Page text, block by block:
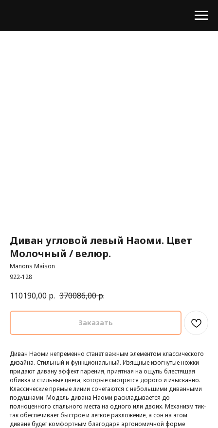
Диван угловой левый Наоми. Цвет
Молочный / велюр.
Manons Maison
922-128
110190,00 р. 370086,00р.
Заказать
Диван Наоми непременно станет важным элементом классического
дизайна. Стильный и функциональный. Изящные изогнутые ножки
придают дивану эффект парения, приятная на ощупь блестящая
обивка и стильные цвета, которые смотрятся дорого и изысканно.
Классические прямые линии сочетаются с небольшими диванными
подушками. Модель дивана Наоми раскладывается до
полноценного спального места на одного или двоих. Механизм тик-
так обеспечивает быстрое и легкое разложение, а сон на этом
диване будет комфортным благодаря эргономичной форме